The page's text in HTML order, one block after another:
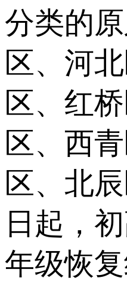
分类的
区、河
区、红
区、西
区、北
日起，
年级恢